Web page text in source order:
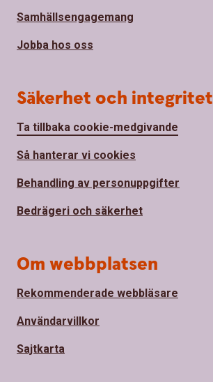
Samhällsengagemang
Jobba hos oss
Säkerhet och integritet
Ta tillbaka cookie-medgivande
Så hanterar vi cookies
Behandling av personuppgifter
Bedrägeri och säkerhet
Om webbplatsen
Rekommenderade webbläsare
Användarvillkor
Sajtkarta